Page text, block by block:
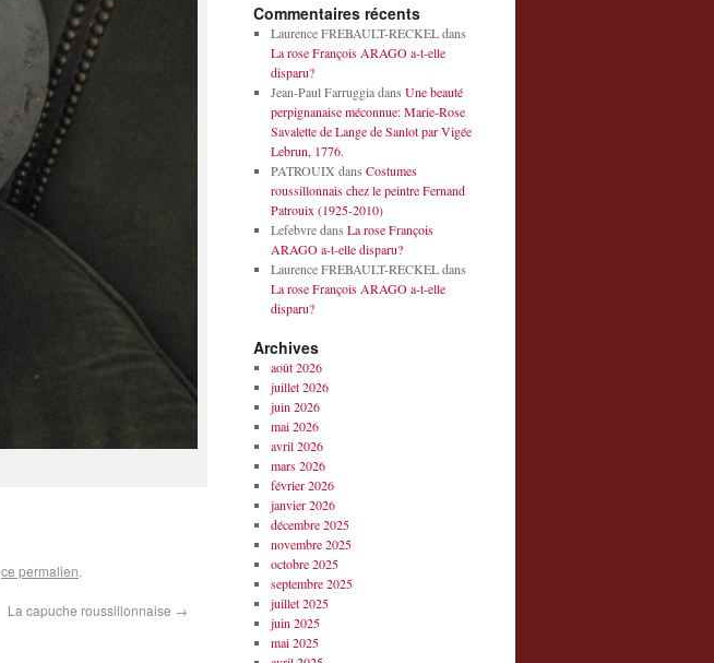
ce permalien.
La capuche roussillonnaise →
Commentaires récents
Laurence FREBAULT-RECKELdans
La rose François ARAGO a-t-elle
disparu?
Jean-Paul Farruggiadans Une beauté
perpignanaise méconnue: Marie-Rose
Savalette de Lange de Sanlot par Vigée
Lebrun, 1776.
PATROUIX dans Costumes
roussillonnais chez le peintre Fernand
Patrouix (1925-2010)
Lefebvredans La rose François
ARAGO a-t-elle disparu?
Laurence FREBAULT-RECKELdans
La rose François ARAGO a-t-elle
disparu?
Archives
août 2026
juillet 2026
juin 2026
mai 2026
avril 2026
mars 2026
février 2026
janvier 2026
décembre 2025
novembre 2025
octobre 2025
septembre 2025
juillet 2025
juin 2025
mai 2025